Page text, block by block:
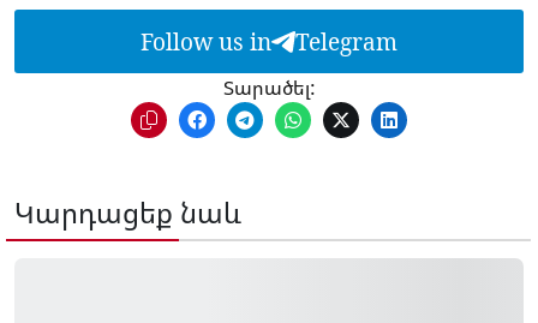
Follow us in Telegram
Տարածել:
Կարդացեք նաև